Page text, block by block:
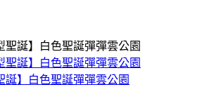
誕】白色聖誕彈彈雲公園